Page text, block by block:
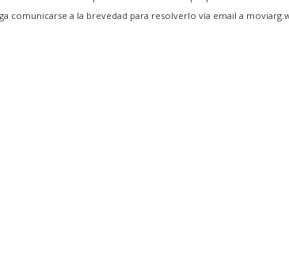
comunicarse a la brevedad para resolverlo vía email a